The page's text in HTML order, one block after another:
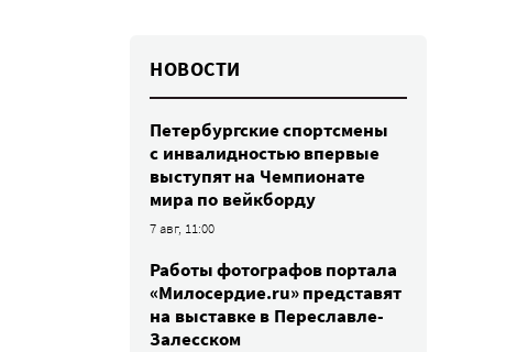
НОВОСТИ
Петербургские спортсмены
c инвалидностью впервые
выступят на Чемпионате
мира по вейкборду
7 авг, 11:00
Работы фотографов портала
«Милосердие.ru» представят
на выставке в Переславле-
Залесском